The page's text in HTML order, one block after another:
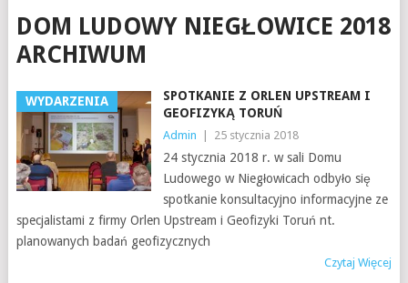
DOM LUDOWY NIEGŁOWICE 2018
ARCHIWUM
WYDARZENIA
SPOTKANIE Z ORLEN UPSTREAM I
GEOFIZYKĄ TORUŃ
Admin 25 stycznia 2018
24 stycznia 2018 r. w sali Domu
Ludowego w Niegłowicach odbyło się
spotkanie konsultacyjno informacyjne ze
specjalistami z firmy Orlen Upstream i Geofizyki Toruń nt.
planowanych badań geofizycznych
Czytaj Więcej